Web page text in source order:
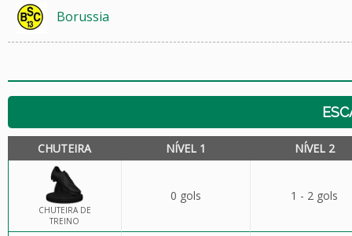
Borussia
CHUTEIRA NÍVEL 1 NÍVEL 2
CHUTEIRA DE
TREINO
0 gols 1 - 2 gols